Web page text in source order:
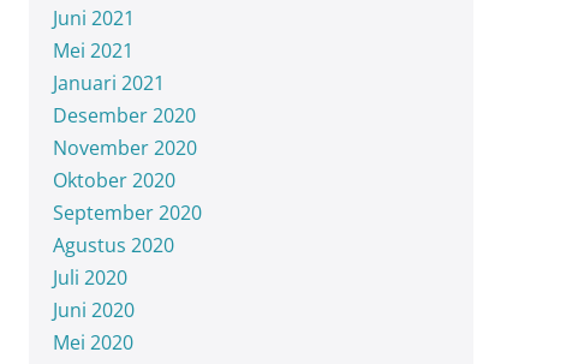
Juni 2021
Mei 2021
Januari 2021
Desember 2020
November 2020
Oktober 2020
September 2020
Agustus 2020
Juli 2020
Juni 2020
Mei 2020